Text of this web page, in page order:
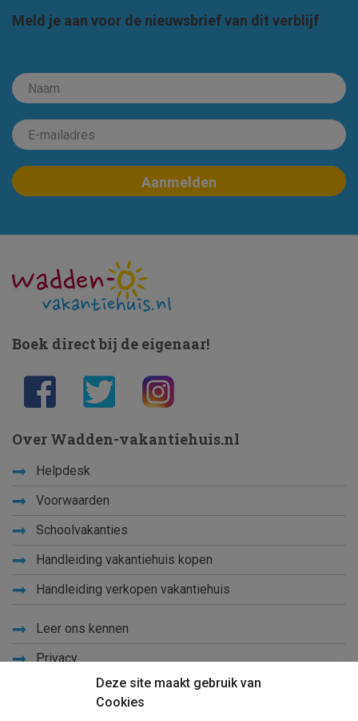
Meld je aan voor de nieuwsbrief van dit verblijf
Deze site maakt gebruik van
Cookies
Boek direct bij de eigenaar!
Over Wadden-vakantiehuis.nl
Helpdesk
Voorwaarden
Schoolvakanties
Handleiding vakantiehuis kopen
Handleiding verkopen vakantiehuis
Leer ons kennen
Privacy